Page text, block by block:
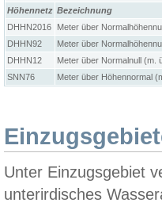
Höhennetz Bezeichnung
DHHN2016
Meter über
DHHN92
Meter über
DHHN12
Meter über Normalnull (m.
SNN76
Meter über Höhennormal
Unter Einzugsgebiet
unterirdisches